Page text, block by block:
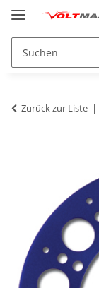
Zurück zur Liste